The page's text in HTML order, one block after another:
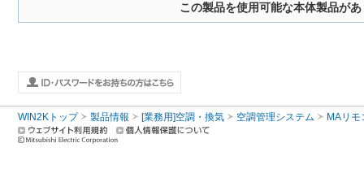
この製品を使用可能な本体製品が
WIN2Kトップ 製品情報 [業務用]空調・換気 空調管理システム MAリモ